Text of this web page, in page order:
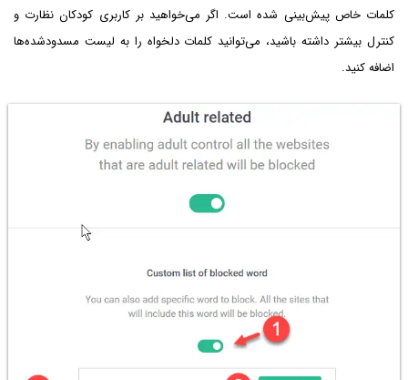
کلمات خاص پیش‌بینی شده است. اگر می‌خواهید بر کاربری کودکان نظارت و
کنترل بیشتر داشته باشید، می‌توانید کلمات دلخواه را به لیست مسدودشده‌ها
اضافه کنید.